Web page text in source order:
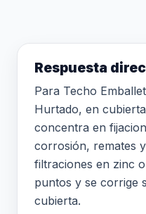
Respuesta
Para Techo
Hurtado, en
concentra en
corrosión, remates
filtraciones en zinc
puntos y se corrige
cubierta.